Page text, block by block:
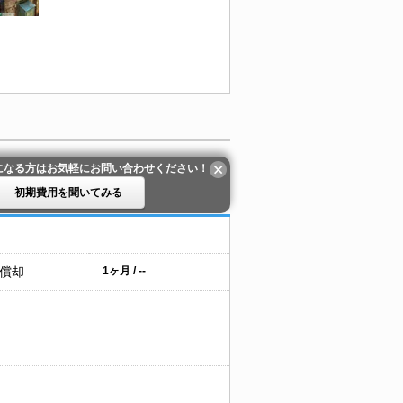
る方はお気軽にお問い合わせください！
初期費用を聞いてみる
却 1ヶ月 / --